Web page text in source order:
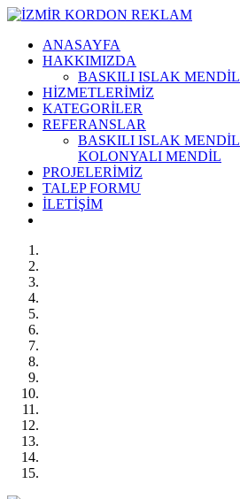
ANASAYFA
HAKKIMIZDA
BASKILI ISLAK MENDİL
HİZMETLERİMİZ
KATEGORİLER
REFERANSLAR
BASKILI ISLAK MENDİL
KOLONYALI MENDİL
PROJELERİMİZ
TALEP FORMU
İLETİŞİM